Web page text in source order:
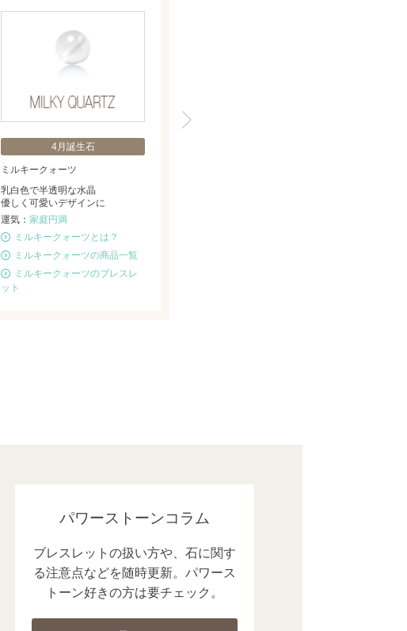
4月誕生石
ミルキークォーツ
乳白色で半透明な水晶
優しく可愛いデザインに
運気： 家庭円満
ミルキークォーツとは？
ミルキークォーツの商品一覧
ミルキークォーツのブレスレ
ット
パワーストーンコラム
ブレスレットの扱い方や、石に関す
る注意点などを随時更新。パワース
トーン好きの方は要チェック。